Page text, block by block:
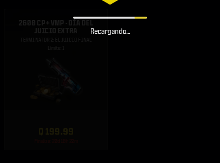
Recargando…
2600 CP + VMP - DÍA DEL
JUICIO EXTRA
TERMINATOR 2: EL JUICIO FINAL
Límite: 1